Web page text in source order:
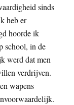
sinds
heb er
hoorde ik
school, in de
werd dat men
verdrijven.
wapens